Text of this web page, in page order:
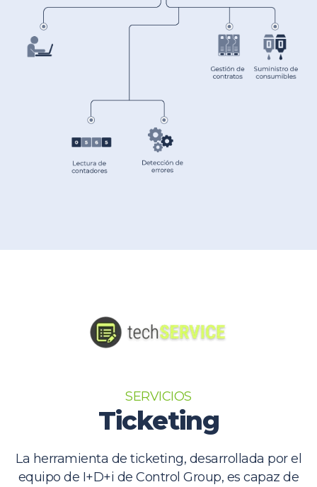
SERVICIOS
Ticketing
La herramienta de ticketing, desarrollada por el
equipo de I+D+i de Control Group, es capaz de